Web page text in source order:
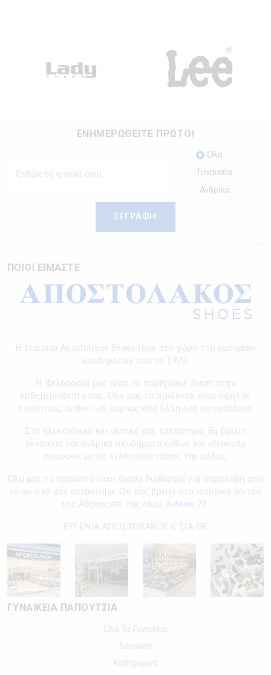
ΕΝΗΜΕΡΩΘΕΙΤΕ ΠΡΩΤΟΙ
Όλα
Γυναικεία
Ανδρικά
ΕΓΓΡΑΦΗ
ΠΟΙΟΙ ΕΙΜΑΣΤΕ
Η εταιρεία Apostolakos Shoes είναι στο χώρο του εμπορίου
υποδημάτων από το 1972.
H Φιλοσοφία μας είναι να παρέχουμε άνεση στην
καθημερινότητα σας. Όλα μας τα προϊόντα είναι υψηλής
ποιότητας, αυθεντικά, κυρίως από Ελληνικά εεργοστάσια.
Στο ηλεκτρονικό και φυσικό μας κατάστημα, θα βρείτε
γυναικεία και ανδρικά υποδήματα καθώς και αξεσουάρ
σύμφωνα με τις τελευταίες τάσεις της μόδας.
Όλα μας τα προϊόντα είναι άμεσα διαθέσιμα για παραλαβή από
το φυσικό μας κατάστημα. Θα μας βρείτε στο ιστορικό κέντρο
της Αθήνας επί της οδού Αιόλου 71.
ΕΥΓΕΝΙΑ ΑΠΟΣΤΟΛΑΚΟΥ Κ ΣΙΑ ΟΕ
ΓΥΝΑΙΚΕΙΑ ΠΑΠΟΥΤΣΙΑ
Όλα Τα Γυναικεία
Sneakers
Καθημερινά